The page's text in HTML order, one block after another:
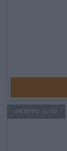
Untappd: 3,707